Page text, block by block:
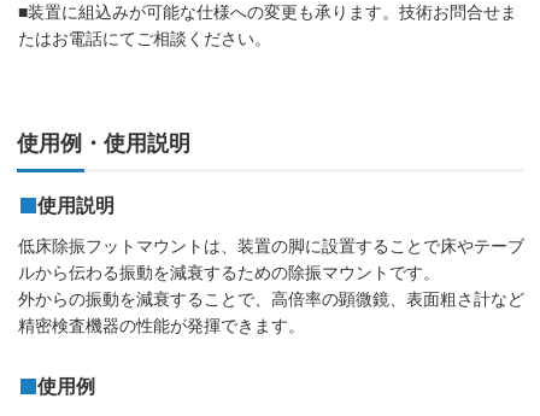
■装置に組込みが可能な仕様への変更も承ります。技術お問合せま
たはお電話にてご相談ください。
使用例・使用説明
使用説明
低床除振フットマウントは、装置の脚に設置することで床やテーブ
ルから伝わる振動を減衰するための除振マウントです。
外からの振動を減衰することで、高倍率の顕微鏡、表面粗さ計など
精密検査機器の性能が発揮できます。
使用例